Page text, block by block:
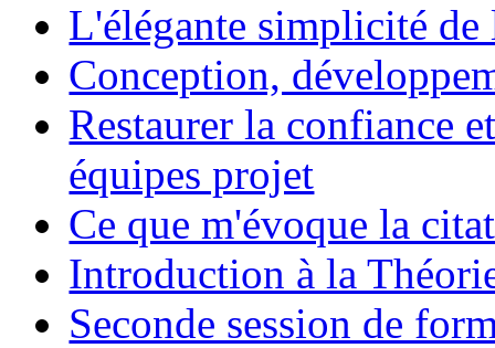
L'élégante simplicité de
Conception,
Restaurer la confiance
équipes projet
Ce que m'évoque la
Introduction à la
Seconde session de